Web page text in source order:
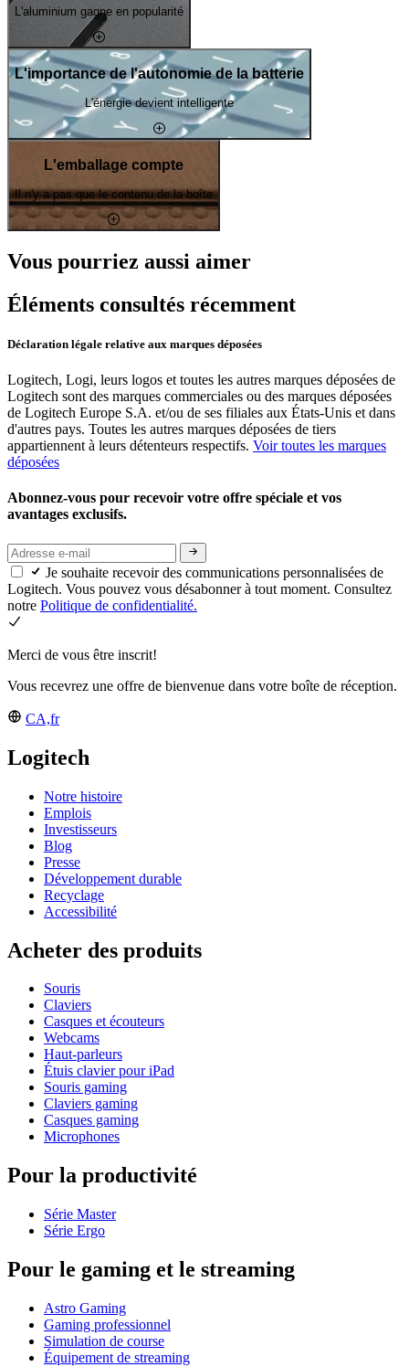
L'aluminium gagne en popularité
L'importance de l'autonomie de la batterie
L'énergie devient intelligente
L'emballage compte
Il n'y a pas que le contenu de la boîte
Vous pourriez aussi aimer
Éléments consultés récemment
Déclaration légale relative aux marques déposées
Logitech, Logi, leurs logos et toutes les autres marques déposées de
Logitech sont des marques commerciales ou des marques déposées
de Logitech Europe S.A. et/ou de ses filiales aux États-Unis et dans
d'autres pays. Toutes les autres marques déposées de tiers
appartiennent à leurs détenteurs respectifs. Voir toutes les marques
déposées
Abonnez-vous pour recevoir votre offre spéciale et vos
avantages exclusifs.
Je souhaite recevoir des communications personnalisées de
Logitech. Vous pouvez vous désabonner à tout moment. Consultez
notre Politique de confidentialité.
Merci de vous être inscrit!
Vous recevrez une offre de bienvenue dans votre boîte de réception.
CA,fr
Logitech
Notre histoire
Emplois
Investisseurs
Blog
Presse
Développement durable
Recyclage
Accessibilité
Acheter des produits
Souris
Claviers
Casques et écouteurs
Webcams
Haut-parleurs
Étuis clavier pour iPad
Souris gaming
Claviers gaming
Casques gaming
Microphones
Pour la productivité
Série Master
Série Ergo
Pour le gaming et le streaming
Astro Gaming
Gaming professionnel
Simulation de course
Équipement de streaming